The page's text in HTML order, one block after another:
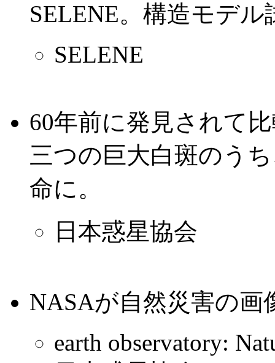
SELENE。構造モデ
SELENE
60年前に発見されて
三つの巨大白斑のう
命に。
日本惑星協会
NASAが自然災害の画
earth observatory: